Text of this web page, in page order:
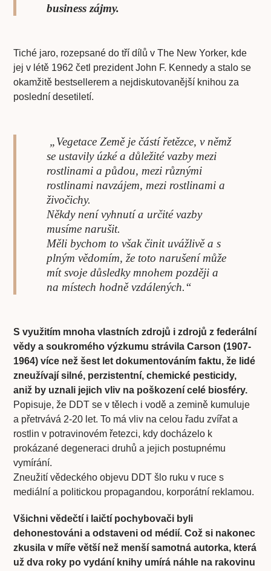
business zájmy.
Tiché jaro, rozepsané do tří dílů v The New Yorker, kde
jej v létě 1962 četl prezident John F. Kennedy a stalo se
okamžitě bestsellerem a nejdiskutovanější knihou za
poslední desetiletí.
„Vegetace Země je částí řetězce, v němž
se ustavily úzké a důležité vazby mezi
rostlinami a půdou, mezi různými
rostlinami navzájem, mezi rostlinami a
živočichy.
Někdy není vyhnutí a určité vazby
musíme narušit.
Měli bychom to však činit uvážlivě a s
plným vědomím, že toto narušení může
mít svoje důsledky mnohem později a
na místech hodně vzdálených.“
S využitím mnoha vlastních zdrojů i zdrojů z federální
vědy a soukromého výzkumu strávila Carson (1907-
1964) více než šest let dokumentováním faktu, že lidé
zneužívají silné, perzistentní, chemické pesticidy,
aniž by uznali jejich vliv na poškození celé biosféry.
Popisuje, že DDT se v tělech i vodě a zemině kumuluje
a přetrvává 2-20 let. To má vliv na celou řadu zvířat a
rostlin v potravinovém řetezci, kdy docházelo k
prokázané degeneraci druhů a jejich postupnému
vymírání.
Zneužití vědeckého objevu DDT šlo ruku v ruce s
mediální a politickou propagandou, korporátní reklamou.
Všichni vědečtí i laičtí pochybovači byli
dehonestováni a odstaveni od médií. Což si nakonec
zkusila v míře větší než menší samotná autorka, která
už dva roky po vydání knihy umírá náhle na rakovinu